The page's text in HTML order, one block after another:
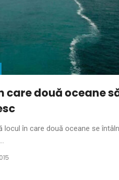
care două oceane
în care două oceane se